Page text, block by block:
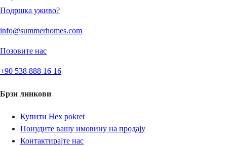
Подршка уживо?
info@summerhomes.com
Позовите нас
+90 538 888 16 16
Брзи линкови
Купити Нех pokret
Понудите вашу имовину на продају
Контактирајте нас